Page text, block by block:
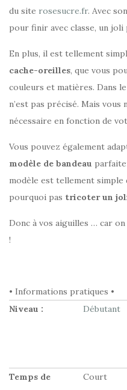
du site rosesucre.fr. Avec
pour finir avec classe, un joli
En plus, il est tellement
cache-oreilles, que vous
couleurs et matières. Dans le
n’est pas précisé. Mais vous
nécessaire en fonction de
Vous pouvez également
modèle de bandeau
modèle est tellement
pourquoi pas tricoter un
Donc à vos aiguilles … car
!
• Informations pratiques •
Niveau :
Débutant
Temps de
Court